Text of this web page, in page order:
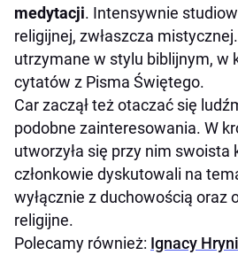
medytacji. Intensywnie
religijnej, zwłaszcza
utrzymane w stylu biblijnym, w
cytatów z Pisma Świętego.
Car zaczął też otaczać się
podobne zainteresowania. W
utworzyła się przy nim swoista
członkowie dyskutowali na
wyłącznie z duchowością oraz
religijne.
Polecamy również: Ignacy